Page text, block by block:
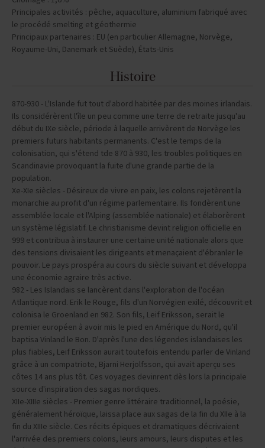
Principales activités : pêche, aquaculture, aluminium fabriqué avec
le procédé smelting et géothermie
Principaux partenaires : EU (en particulier Allemagne, Norvège,
Royaume-Uni, Danemark et Suède), États-Unis
Histoire
870-930 - L'Islande fut tout d'abord habitée par des moines irlandais.
Ils considérèrent l'île un peu comme une terre de retraite jusqu'au
début du IXe siècle, période à laquelle arrivèrent de Norvège les
premiers futurs habitants permanents. C'est le temps de la
colonisation, qui s'étend tde 870 à 930, les troubles politiques en
Scandinavie provoquant la fuite d'une grande partie de la
population.
Xe-XIe siècles - Désireux de vivre en paix, les colons rejetèrent la
monarchie au profit d'un régime parlementaire. Ils fondèrent une
assemblée locale et l'Alping (assemblée nationale) et élaborèrent
un système législatif. Le christianisme devint religion officielle en
999 et contribua à instaurer une certaine unité nationale alors que
des tensions divisaient les dirigeants et menaçaient d'ébranler le
pouvoir. Le pays prospéra au cours du siècle suivant et développa
une économie agraire très active.
982 - Les Islandais se lancèrent dans l'exploration de l'océan
Atlantique nord. Erik le Rouge, fils d'un Norvégien exilé, découvrit et
colonisa le Groenland en 982. Son fils, Leif Eriksson, serait le
premier européen à avoir mis le pied en Amérique du Nord, qu'il
baptisa Vinland le Bon. D'après l'une des légendes islandaises les
plus fiables, Leif Eriksson aurait toutefois entendu parler de Vinland
grâce à un compatriote, Bjarni Herjolfsson, qui avait aperçu ses
côtes 14 ans plus tôt. Ces voyages devinrent dès lors la principale
source d'inspiration des sagas nordiques.
XIIe-XIIIe siècles - Premier genre littéraire traditionnel, la poésie,
généralement héroïque, laissa place aux sagas de la fin du XIIe à la
fin du XIIIe siècle. Ces récits épiques et dramatiques décrivaient
l'arrivée des premiers colons, leurs amours, leurs disputes et les